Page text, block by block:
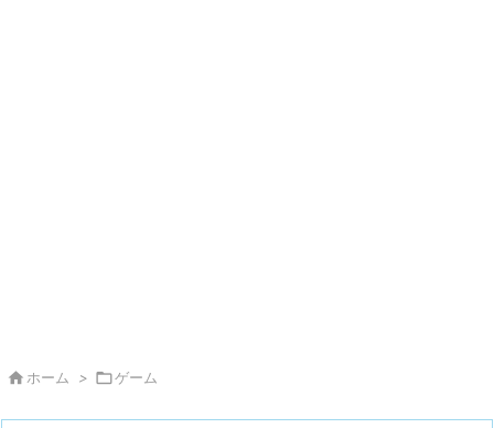
 ホーム > ゲーム